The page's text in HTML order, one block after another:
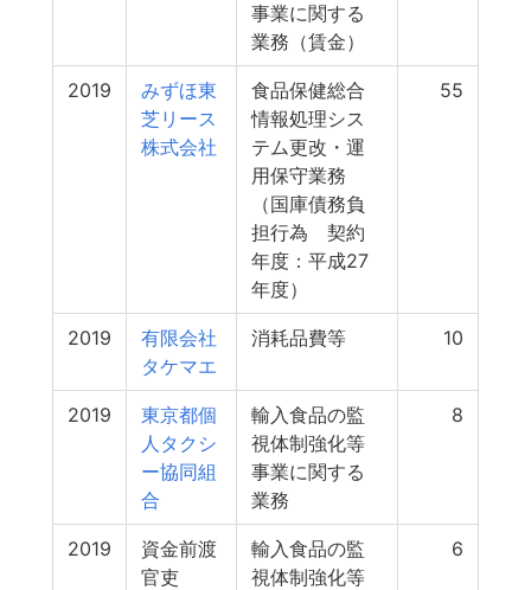
事業に関する
業務（賃金）
2019
みずほ東
芝リース
株式会社
食品保健総合
情報処理シス
テム更改・運
用保守業務
（国庫債務負
担行為 契約
年度：平成27
年度）
55
2019
有限会社
タケマエ
消耗品費等 10
2019
東京都個
人タクシ
ー協同組
合
輸入食品の監
視体制強化等
事業に関する
業務
8
2019
資金前渡
官吏
輸入食品の監
視体制強化等
6